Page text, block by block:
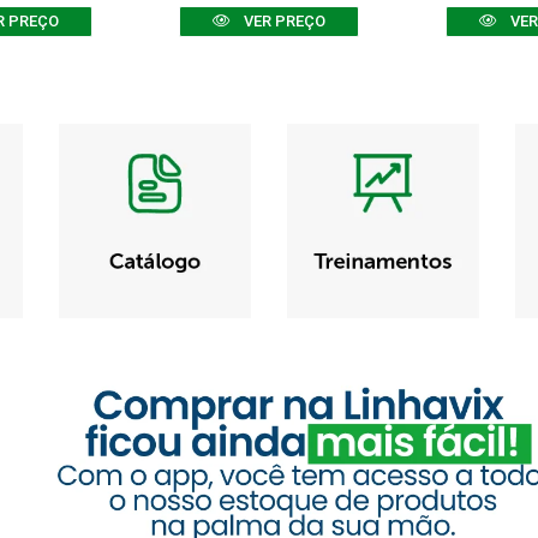
PREÇO VER PREÇO